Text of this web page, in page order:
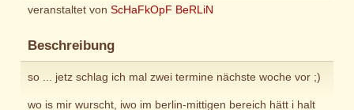
veranstaltet von ScHaFkOpF BeRLiN
Beschreibung
so ... jetz schlag ich mal zwei termine nächste woche vor ;)
wo is mir wurscht, iwo im berlin-mittigen bereich hätt i halt